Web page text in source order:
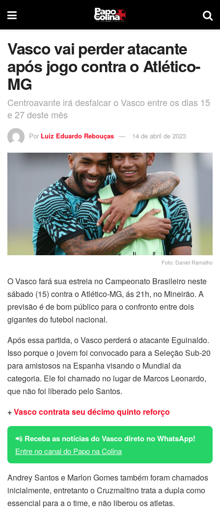
Vasco vai perder atacante
após jogo contra o Atlético-
MG
Centroavante irá desfalcar o Vasco entre os dias 15
e 27 deste mês
Por Luiz Eduardo Rebouças 14 de abril de 2023
Foto: Daniel Ramalho
O Vasco fará sua estreia no Campeonato Brasileiro neste
sábado (15) contra o Atlético-MG, ás 21h, no Mineirão. A
previsão é de bom público para o confronto entre dois
gigantes do futebol nacional.
Após essa partida, o Vasco perderá o atacante Eguinaldo.
Isso porque o jovem foi convocado para a Seleção Sub-20
para amistosos na Espanha visando o Mundial da
categoria. Ele foi chamado no lugar de Marcos Leonardo,
que não foi liberado pelo Santos.
+Vasco contrata seu décimo quinto reforço
📲 Receba as notícias do Vasco direto no WhatsApp!
Entre no canal do Papo na Colina
Andrey Santos e Marlon Gomes também foram chamados
inicialmente, entretanto o Cruzmaltino trata a dupla como
essencial para a o time, e não liberou os atletas.